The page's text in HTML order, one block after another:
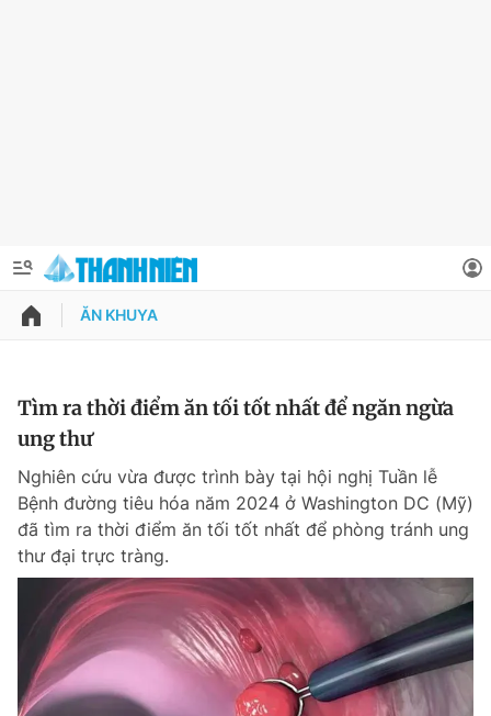
QUẢNG CÁO
Chuyên mục khác
Chào ngày mới
Tin thị trường Tin 360
Video Magazine
Thông tin tài khoản
Đổi mật khẩu
Tin đã lưu
Tin đã xem
Đăng xuất
ĂN KHUYA
Tìm ra thời điểm ăn tối tốt nhất để ngăn ngừa
ung thư
Nghiên cứu vừa được trình bày tại hội nghị Tuần lễ
Bệnh đường tiêu hóa năm 2024 ở Washington DC (Mỹ)
đã tìm ra thời điểm ăn tối tốt nhất để phòng tránh ung
thư đại trực tràng.